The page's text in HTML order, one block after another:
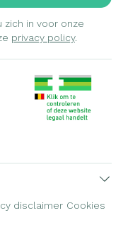
zich in voor onze
privacy policy.
disclaimer Cookies